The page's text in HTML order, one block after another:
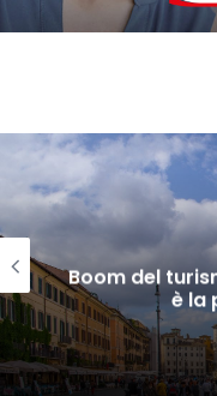
Boom del
è la